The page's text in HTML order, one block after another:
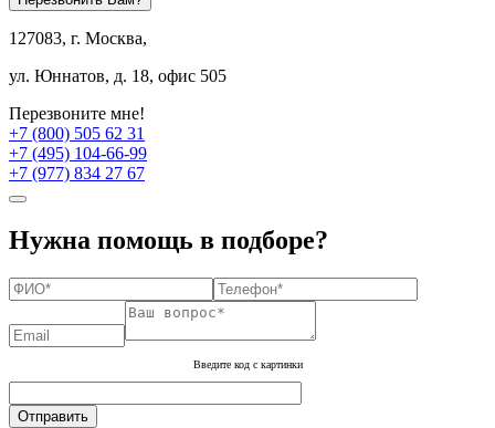
127083, г. Москва,
ул. Юннатов, д. 18, офис 505
Перезвоните мне!
+7 (800) 505 62 31
+7 (495) 104-66-99
+7 (977) 834 27 67
Нужна помощь в подборе?
Введите код с картинки